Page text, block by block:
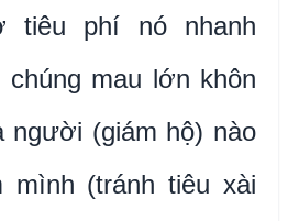
tiêu phí nó nhanh
mau lớn khôn
người (giám hộ) nào
mình (tránh tiêu xài